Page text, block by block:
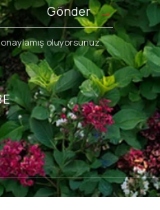
Gönder
oluyorsunuz.